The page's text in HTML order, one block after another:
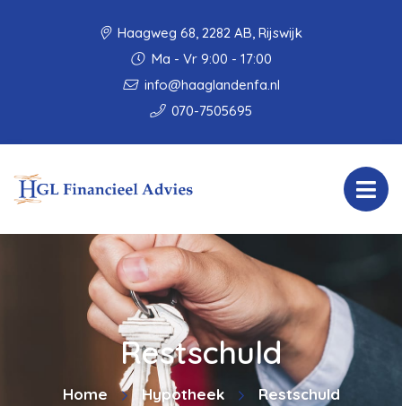
Haagweg 68, 2282 AB, Rijswijk
Ma - Vr 9:00 - 17:00
info@haaglandenfa.nl
070-7505695
Restschuld
Home Hypotheek Restschuld